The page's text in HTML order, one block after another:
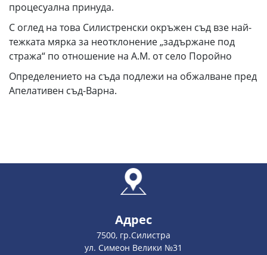
процесуална принуда.
С оглед на това Силистренски окръжен съд взе най-
тежката мярка за неотклонение „задържане под
стража“ по отношение на А.М. от село Поройно
Определението на съда подлежи на обжалване пред
Апелативен съд-Варна.
Адрес
7500, гр.Силистра
ул. Симеон Велики №31